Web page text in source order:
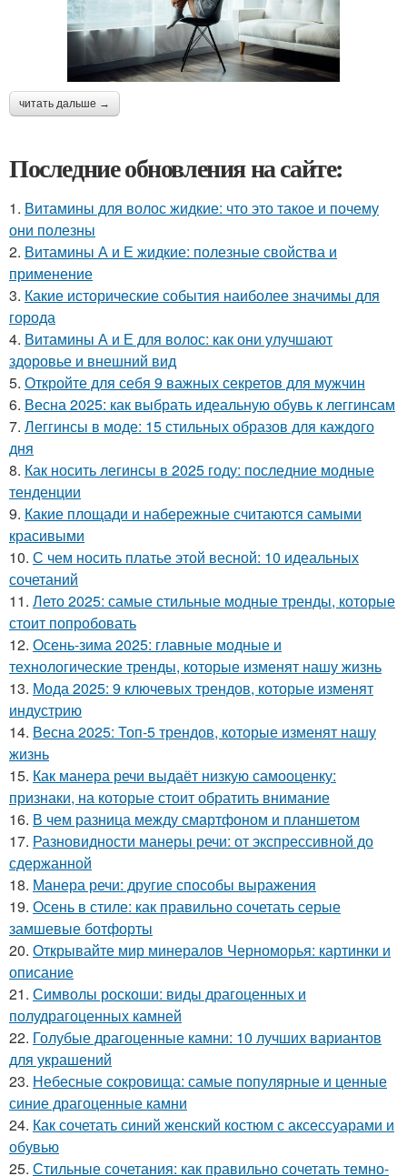
читать дальше →
Последние обновления на сайте:
1. Витамины для волос жидкие: что это такое и почему
они полезны
2. Витамины А и Е жидкие: полезные свойства и
применение
3. Какие исторические события наиболее значимы для
города
4. Витамины А и Е для волос: как они улучшают
здоровье и внешний вид
5. Откройте для себя 9 важных секретов для мужчин
6. Весна 2025: как выбрать идеальную обувь к леггинсам
7. Леггинсы в моде: 15 стильных образов для каждого
дня
8. Как носить легинсы в 2025 году: последние модные
тенденции
9. Какие площади и набережные считаются самыми
красивыми
10. С чем носить платье этой весной: 10 идеальных
сочетаний
11. Лето 2025: самые стильные модные тренды, которые
стоит попробовать
12. Осень-зима 2025: главные модные и
технологические тренды, которые изменят нашу жизнь
13. Мода 2025: 9 ключевых трендов, которые изменят
индустрию
14. Весна 2025: Топ-5 трендов, которые изменят нашу
жизнь
15. Как манера речи выдаёт низкую самооценку:
признаки, на которые стоит обратить внимание
16. В чем разница между смартфоном и планшетом
17. Разновидности манеры речи: от экспрессивной до
сдержанной
18. Манера речи: другие способы выражения
19. Осень в стиле: как правильно сочетать серые
замшевые ботфорты
20. Открывайте мир минералов Черноморья: картинки и
описание
21. Символы роскоши: виды драгоценных и
полудрагоценных камней
22. Голубые драгоценные камни: 10 лучших вариантов
для украшений
23. Небесные сокровища: самые популярные и ценные
синие драгоценные камни
24. Как сочетать синий женский костюм с аксессуарами и
обувью
25. Стильные сочетания: как правильно сочетать темно-